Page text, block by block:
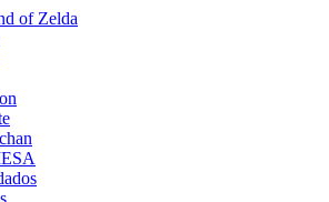
of Zelda